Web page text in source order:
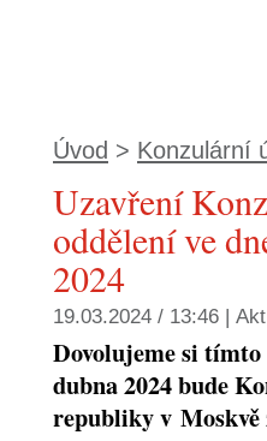
Úvod > Konzulární
Uzavření
oddělení ve
2024
19.03.2024 / 13:46 |
Dovolujeme si tímto
dubna 2024 bude
republiky v Moskvě